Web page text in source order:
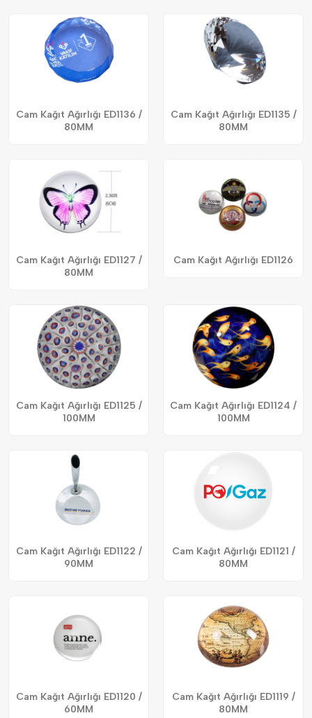
Cam Kağıt Ağırlığı ED1136 /
80MM
Cam Kağıt Ağırlığı ED1135 /
80MM
Cam Kağıt Ağırlığı ED1127 /
80MM
Cam Kağıt Ağırlığı ED1126
Cam Kağıt Ağırlığı ED1125 /
100MM
Cam Kağıt Ağırlığı ED1124 /
100MM
Cam Kağıt Ağırlığı ED1122 /
90MM
Cam Kağıt Ağırlığı ED1121 /
80MM
Cam Kağıt Ağırlığı ED1120 /
60MM
Cam Kağıt Ağırlığı ED1119 /
80MM